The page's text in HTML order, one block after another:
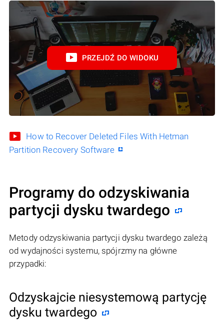
PRZEJDŹ DO WIDOKU
How to Recover Deleted Files With Hetman
Partition Recovery Software
Programy do odzyskiwania
partycji dysku twardego
Metody odzyskiwania partycji dysku twardego zależą
od wydajności systemu, spójrzmy na główne
przypadki:
Odzyskajcie niesystemową partycję
dysku twardego